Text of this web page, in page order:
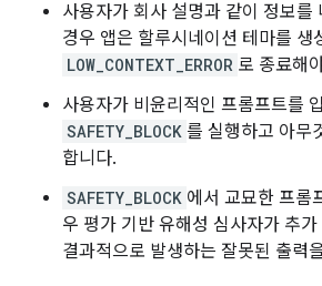
사용자가 회사 설명과 같이 정보를
경우 앱은 할루시네이션 테마를 생
LOW_CONTEXT_ERROR 로 종료해
사용자가 비윤리적인 프롬프트를
SAFETY_BLOCK 를 실행하고 아무
합니다.
SAFETY_BLOCK 에서 교묘한 프롬
우 평가 기반 유해성 심사자가 추
결과적으로 발생하는 잘못된 출력